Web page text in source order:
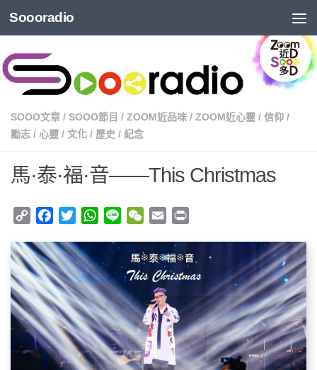
Soooradio
SOOO文章 / SOOO節目 / ZOOM近品味 / ZOOM近心靈 / 信仰 /
勵志 / 心靈 / 文化 / 歷史 / 紀念
馬·泰·福·音——This Christmas
Copy
Facebook
TwitterWhatsApp
Line WeChat
Email